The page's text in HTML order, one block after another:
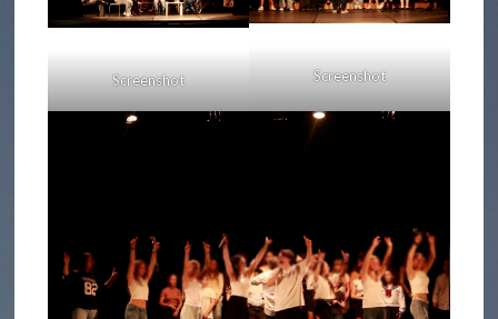
Screenshot Screenshot